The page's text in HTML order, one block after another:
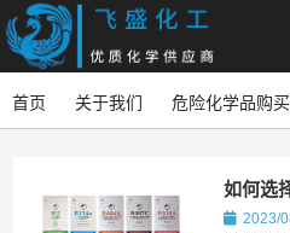
首页 关于我们 危险化学品购
如何选
2023/